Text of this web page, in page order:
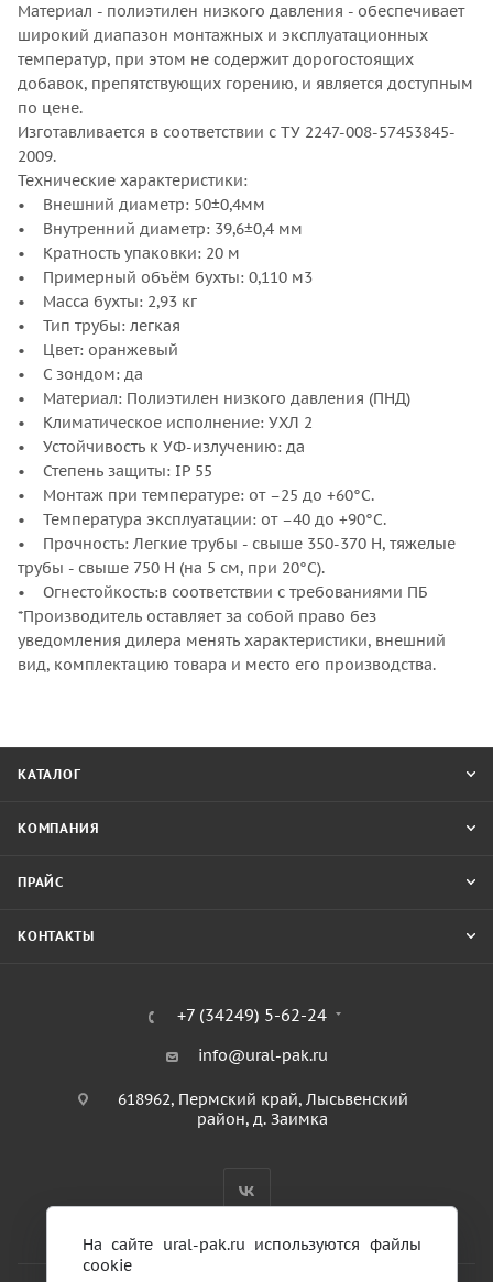
Материал - полиэтилен низкого давления - обеспечивает
широкий диапазон монтажных и эксплуатационных
температур, при этом не содержит дорогостоящих
добавок, препятствующих горению, и является доступным
по цене.
Изготавливается в соответствии с ТУ 2247-008-57453845-
2009.
Технические характеристики:
• Внешний диаметр: 50±0,4мм
• Внутренний диаметр: 39,6±0,4 мм
• Кратность упаковки: 20 м
• Примерный объём бухты: 0,110 м3
• Масса бухты: 2,93 кг
• Тип трубы: легкая
• Цвет: оранжевый
• С зондом: да
• Материал: Полиэтилен низкого давления (ПНД)
• Климатическое исполнение: УХЛ 2
• Устойчивость к УФ-излучению: да
• Степень защиты: IP 55
• Монтаж при температуре: от –25 до +60°С.
• Температура эксплуатации: от –40 до +90°С.
• Прочность: Легкие трубы - свыше 350-370 Н, тяжелые
трубы - свыше 750 Н (на 5 см, при 20°С).
• Огнестойкость:в соответствии с требованиями ПБ
*Производитель оставляет за собой право без
уведомления дилера менять характеристики, внешний
вид, комплектацию товара и место его производства.
КАТАЛОГ
КОМПАНИЯ
ПРАЙС
КОНТАКТЫ
+7 (34249) 5-62-24
info@ural-pak.ru
618962, Пермский край, Лысьвенский
район, д. Заимка
На сайте ural-pak.ru используются файлы
cookie